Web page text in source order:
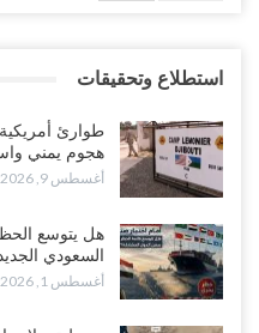
استطلاع وتحقيقات
طوارئ
هجوم يمني
أغسطس 9, 2026
هل يتوسع
السعودي
أغسطس 1, 2026